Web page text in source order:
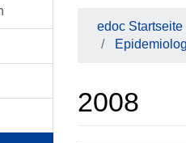
edoc Startseite
2008